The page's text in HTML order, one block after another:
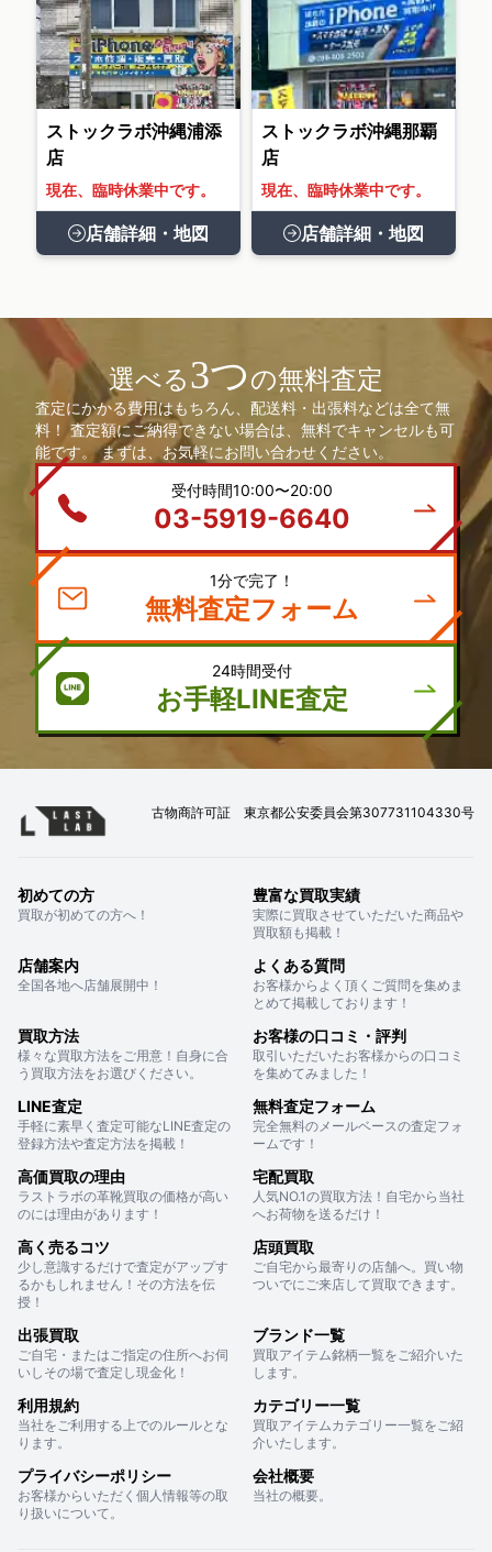
ストックラボ沖縄浦添
店
現在、臨時休業中です。
店舗詳細・地図
ストックラボ沖縄那覇
店
現在、臨時休業中です。
店舗詳細・地図
選べる3つの無料査定
査定にかかる費用はもちろん、配送料・出張料などは全て無
料！ 査定額にご納得できない場合は、無料でキャンセルも可
能です。 まずは、お気軽にお問い合わせください。
受付時間10:00〜20:00
03-5919-6640
1分で完了！
無料査定フォーム
24時間受付
お手軽LINE査定
古物商許可証 東京都公安委員会第307731104330号
初めての方
買取が初めての方へ！
豊富な買取実績
実際に買取させていただいた商品や
買取額も掲載！
店舗案内
全国各地へ店舗展開中！
よくある質問
お客様からよく頂くご質問を集めま
とめて掲載しております！
買取方法
様々な買取方法をご用意！自身に合
う買取方法をお選びください。
お客様の口コミ・評判
取引いただいたお客様からの口コミ
を集めてみました！
LINE査定
手軽に素早く査定可能なLINE査定の
登録方法や査定方法を掲載！
無料査定フォーム
完全無料のメールベースの査定フォ
ームです！
高価買取の理由
ラストラボの革靴買取の価格が高い
のには理由があります！
宅配買取
人気NO.1の買取方法！自宅から当社
へお荷物を送るだけ！
高く売るコツ
少し意識するだけで査定がアップす
るかもしれません！その方法を伝
授！
店頭買取
ご自宅から最寄りの店舗へ。買い物
ついでにご来店して買取できます。
出張買取
ご自宅・またはご指定の住所へお伺
いしその場で査定し現金化！
ブランド一覧
買取アイテム銘柄一覧をご紹介いた
します。
利用規約
当社をご利用する上でのルールとな
ります。
カテゴリー一覧
買取アイテムカテゴリー一覧をご紹
介いたします。
プライバシーポリシー
お客様からいただく個人情報等の取
り扱いについて。
会社概要
当社の概要。